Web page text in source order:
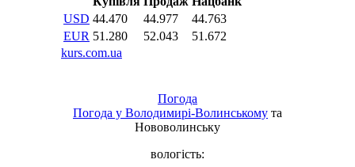
Погода
Погода у Володимирі-Волинському та
Нововолинську
вологість: